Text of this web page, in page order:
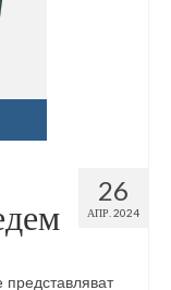
26
АПР. 2024